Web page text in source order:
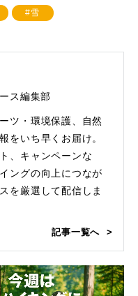
#雪
ス編集部
ツ・環境保護、自然
をいち早くお届け。
、キャンペーンな
ングの向上につなが
を厳選して配信しま
記事一覧へ